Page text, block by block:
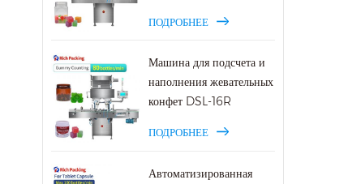
ПОДРОБНЕЕ
Машина для подсчета и
наполнения жевательных
конфет DSL-16R
ПОДРОБНЕЕ
Автоматизированная